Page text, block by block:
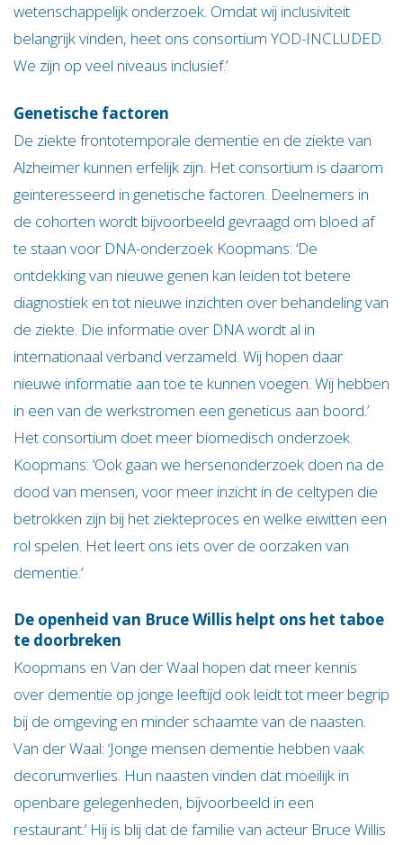
wetenschappelijk onderzoek. Omdat wij inclusiviteit
belangrijk vinden, heet ons consortium YOD-INCLUDED.
We zijn op veel niveaus inclusief.’
Genetische factoren
De ziekte frontotemporale dementie en de ziekte van
Alzheimer kunnen erfelijk zijn. Het consortium is daarom
geïnteresseerd in genetische factoren. Deelnemers in
de cohorten wordt bijvoorbeeld gevraagd om bloed af
te staan voor DNA-onderzoek Koopmans: ‘De
ontdekking van nieuwe genen kan leiden tot betere
diagnostiek en tot nieuwe inzichten over behandeling van
de ziekte. Die informatie over DNA wordt al in
internationaal verband verzameld. Wij hopen daar
nieuwe informatie aan toe te kunnen voegen. Wij hebben
in een van de werkstromen een geneticus aan boord.’
Het consortium doet meer biomedisch onderzoek.
Koopmans: ‘Ook gaan we hersenonderzoek doen na de
dood van mensen, voor meer inzicht in de celtypen die
betrokken zijn bij het ziekteproces en welke eiwitten een
rol spelen. Het leert ons iets over de oorzaken van
dementie.’
De openheid van Bruce Willis helpt ons het taboe
te doorbreken
Koopmans en Van der Waal hopen dat meer kennis
over dementie op jonge leeftijd ook leidt tot meer begrip
bij de omgeving en minder schaamte van de naasten.
Van der Waal: ‘Jonge mensen dementie hebben vaak
decorumverlies. Hun naasten vinden dat moeilijk in
openbare gelegenheden, bijvoorbeeld in een
restaurant.’ Hij is blij dat de familie van acteur Bruce Willis